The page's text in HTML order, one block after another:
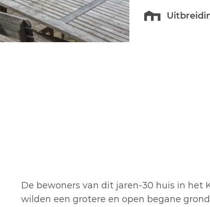
De bewoners van dit jaren-30 huis in het
wilden een grotere en open begane